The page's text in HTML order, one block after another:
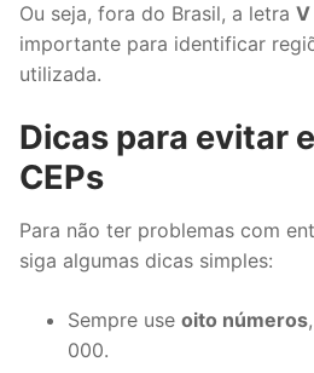
Ou seja, fora do Brasil, a letra V
importante para identificar
utilizada.
Dicas para evitar
CEPs
Para não ter problemas com
siga algumas dicas simples:
Sempre use oito números
000.